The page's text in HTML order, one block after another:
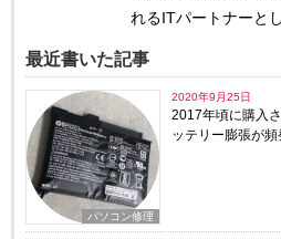
れるITパートナーと
最近書いた記事
パソコン修理
2020年9月25日
2017年頃に購入
ッテリー膨張が頻